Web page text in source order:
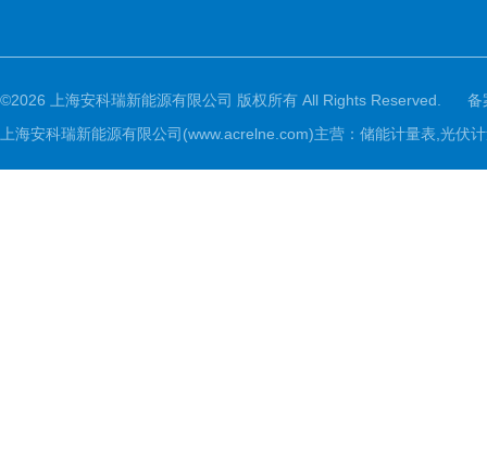
©2026 上海安科瑞新能源有限公司 版权所有 All Rights Reserved.
备
上海安科瑞新能源有限公司(www.acrelne.com)主营：储能计量表,光伏